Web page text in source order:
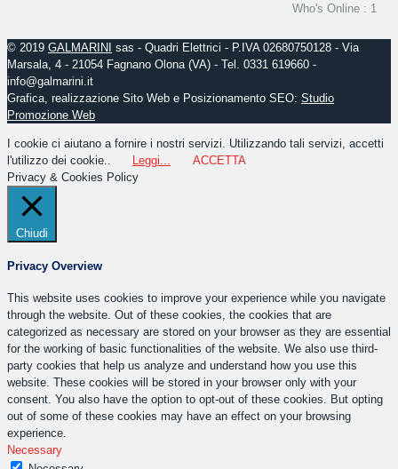
Who's Online : 1
© 2019 GALMARINI sas - Quadri Elettrici - P.IVA 02680750128 - Via
Marsala, 4 - 21054 Fagnano Olona (VA) - Tel. 0331 619660 -
info@galmarini.it
Grafica, realizzazione Sito Web e Posizionamento SEO: Studio
Promozione Web
I cookie ci aiutano a fornire i nostri servizi. Utilizzando tali servizi, accetti
l'utilizzo dei cookie..
Leggi...
ACCETTA
Privacy & Cookies Policy
Chiudi
Privacy Overview
This website uses cookies to improve your experience while you navigate
through the website. Out of these cookies, the cookies that are
categorized as necessary are stored on your browser as they are essential
for the working of basic functionalities of the website. We also use third-
party cookies that help us analyze and understand how you use this
website. These cookies will be stored in your browser only with your
consent. You also have the option to opt-out of these cookies. But opting
out of some of these cookies may have an effect on your browsing
experience.
Necessary